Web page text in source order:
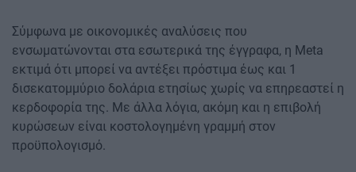
Σύμφωνα με οικονομικές αναλύσεις που
ενσωματώνονται στα εσωτερικά της έγγραφα, η Meta
εκτιμά ότι μπορεί να αντέξει πρόστιμα έως και 1
δισεκατομμύριο δολάρια ετησίως χωρίς να επηρεαστεί η
κερδοφορία της. Με άλλα λόγια, ακόμη και η επιβολή
κυρώσεων είναι κοστολογημένη γραμμή στον
προϋπολογισμό.